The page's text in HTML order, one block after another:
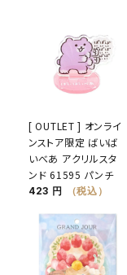
[ OUTLET ] オンライ
ンストア限定 ばいば
いべあ アクリルスタ
ンド 61595 パンチ
423 円 （税込）